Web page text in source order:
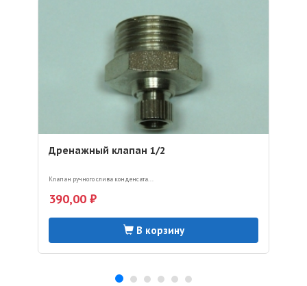
Дренажный клапан 1/2
Клапан ручного слива конденсата...
390,00 ₽
В корзину